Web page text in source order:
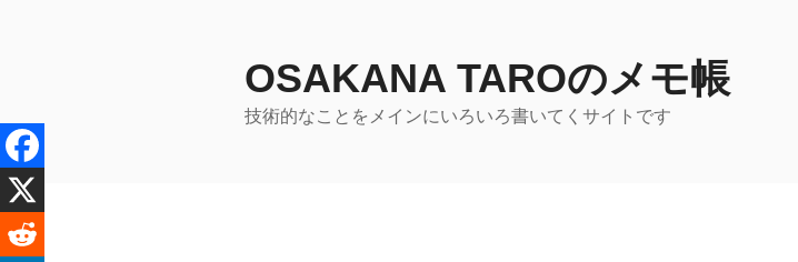
へ
ス
キ
プ
OSAKANA TAROのメモ帳
技術的なことをメインにいろいろ書いてくサイトです